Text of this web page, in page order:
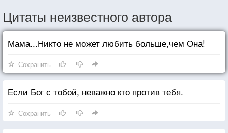
Цитаты неизвестного автора
Мама...Никто не может любить больше,чем Она!
Сохранить
Если Бог с тобой, неважно кто против тебя.
Сохранить